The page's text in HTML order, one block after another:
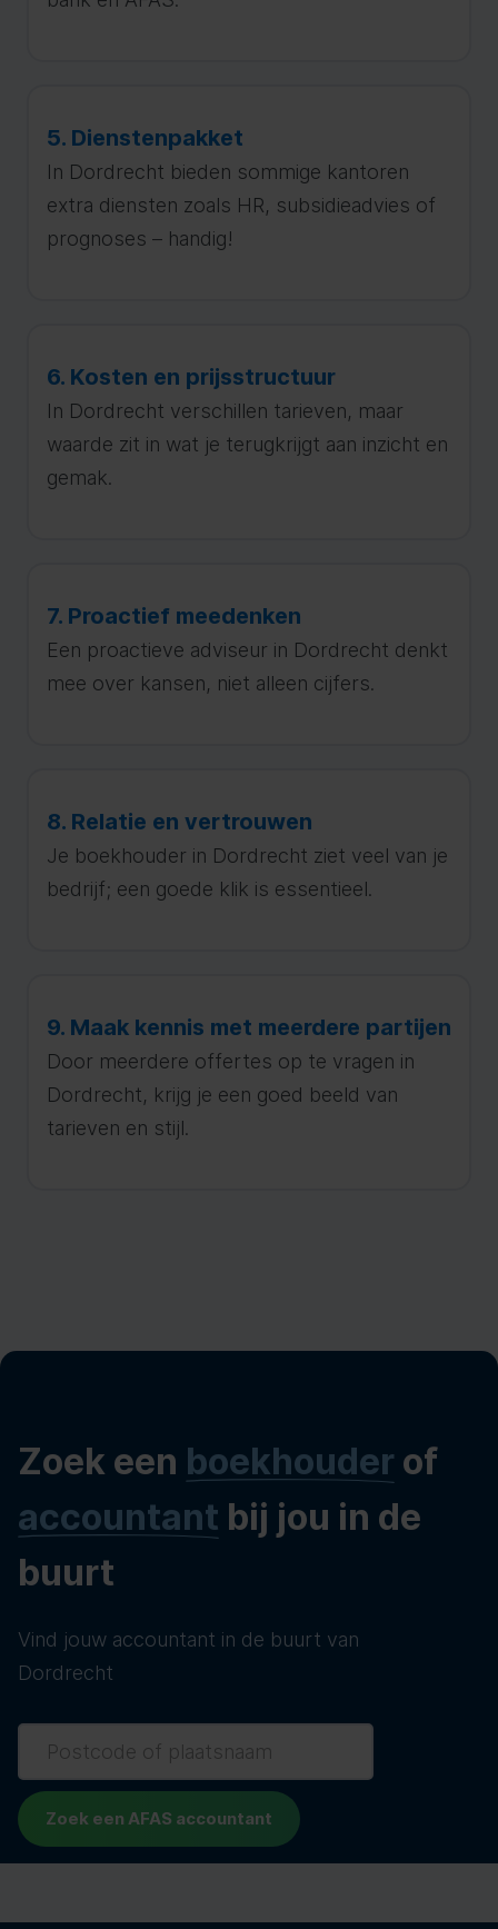
5. Dienstenpakket
In Dordrecht bieden sommige kantoren
extra diensten zoals HR, subsidieadvies of
prognoses – handig!
6. Kosten en prijsstructuur
In Dordrecht verschillen tarieven, maar
waarde zit in wat je terugkrijgt aan inzicht en
gemak.
7. Proactief meedenken
Een proactieve adviseur in Dordrecht denkt
mee over kansen, niet alleen cijfers.
8. Relatie en vertrouwen
Je boekhouder in Dordrecht ziet veel van je
bedrijf; een goede klik is essentieel.
9. Maak kennis met meerdere partijen
Door meerdere offertes op te vragen in
Dordrecht, krijg je een goed beeld van
tarieven en stijl.
Zoek een boekhouder of
accountant bij jou in de
buurt
Vind jouw accountant in de buurt van
Dordrecht